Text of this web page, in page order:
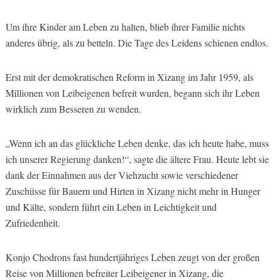
Um ihre Kinder am Leben zu halten, blieb ihrer Familie nichts
anderes übrig, als zu betteln. Die Tage des Leidens schienen endlos.
Erst mit der demokratischen Reform in Xizang im Jahr 1959, als
Millionen von Leibeigenen befreit wurden, begann sich ihr Leben
wirklich zum Besseren zu wenden.
„Wenn ich an das glückliche Leben denke, das ich heute habe, muss
ich unserer Regierung danken!“, sagte die ältere Frau. Heute lebt sie
dank der Einnahmen aus der Viehzucht sowie verschiedener
Zuschüsse für Bauern und Hirten in Xizang nicht mehr in Hunger
und Kälte, sondern führt ein Leben in Leichtigkeit und
Zufriedenheit.
Konjo Chodrons fast hundertjähriges Leben zeugt von der großen
Reise von Millionen befreiter Leibeigener in Xizang, die